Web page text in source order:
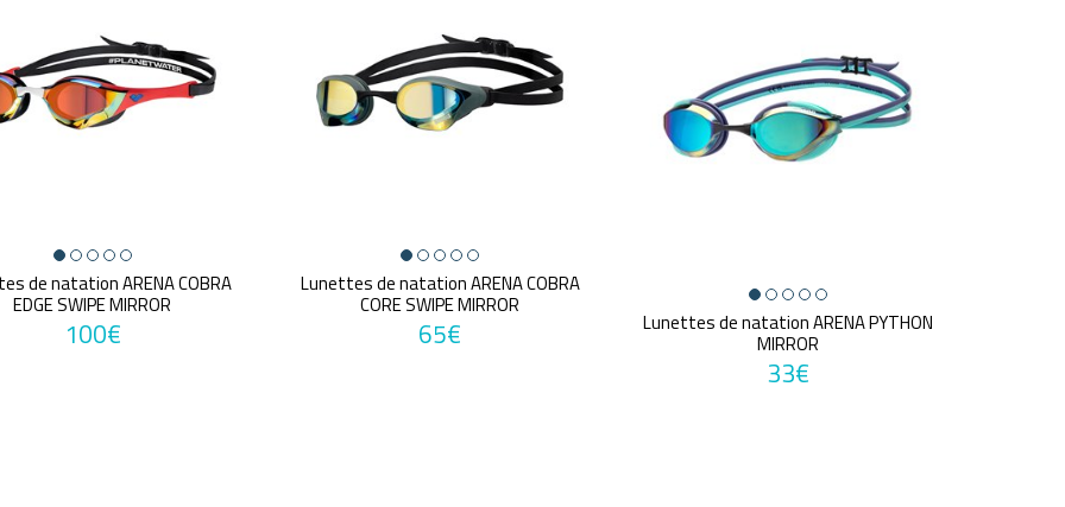
de natation ARENA COBRA
EDGE SWIPE MIRROR
100€
Lunettes de natation ARENA COBRA
CORE SWIPE MIRROR
65€ Lunettes de natation ARENA PYTHON
MIRROR
33€